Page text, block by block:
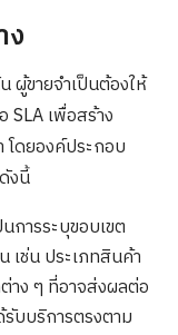
ง
ขายจำเป็นต้องให้
เพื่อสร้าง
โดยองค์ประกอบ
งนี้
นการระบุขอบเขต
เช่น ประเภทสินค้า
าง ๆ ที่อาจส่งผลต่อ
รับบริการตรงตาม